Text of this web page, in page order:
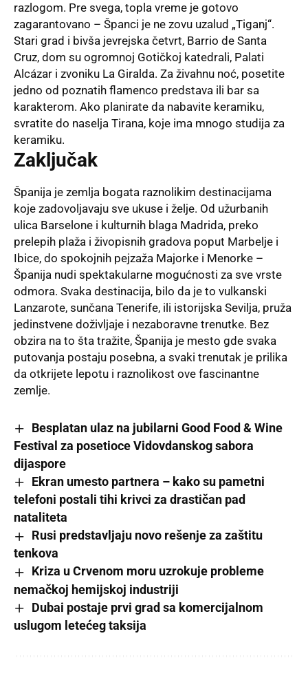
razlogom. Pre svega, topla vreme je gotovo
zagarantovano – Španci je ne zovu uzalud „Tiganj“.
Stari grad i bivša jevrejska četvrt, Barrio de Santa
Cruz, dom su ogromnoj Gotičkoj katedrali, Palati
Alcázar i zvoniku La Giralda. Za živahnu noć, posetite
jedno od poznatih flamenco predstava ili bar sa
karakterom. Ako planirate da nabavite keramiku,
svratite do naselja Tirana, koje ima mnogo studija za
keramiku.
Zaključak
Španija je zemlja bogata raznolikim destinacijama
koje zadovoljavaju sve ukuse i želje. Od užurbanih
ulica Barselone i kulturnih blaga Madrida, preko
prelepih plaža i živopisnih gradova poput Marbelje i
Ibice, do spokojnih pejzaža Majorke i Menorke –
Španija nudi spektakularne mogućnosti za sve vrste
odmora. Svaka destinacija, bilo da je to vulkanski
Lanzarote, sunčana Tenerife, ili istorijska Sevilja, pruža
jedinstvene doživljaje i nezaboravne trenutke. Bez
obzira na to šta tražite, Španija je mesto gde svaka
putovanja postaju posebna, a svaki trenutak je prilika
da otkrijete lepotu i raznolikost ove fascinantne
zemlje.
Besplatan ulaz na jubilarni Good Food & Wine
Festival za posetioce Vidovdanskog sabora
dijaspore
Ekran umesto partnera – kako su pametni
telefoni postali tihi krivci za drastičan pad
nataliteta
Rusi predstavljaju novo rešenje za zaštitu
tenkova
Kriza u Crvenom moru uzrokuje probleme
nemačkoj hemijskoj industriji
Dubai postaje prvi grad sa komercijalnom
uslugom letećeg taksija